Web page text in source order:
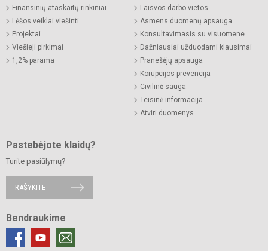
Finansinių ataskaitų rinkiniai
Lėšos veiklai viešinti
Projektai
Viešieji pirkimai
1,2% parama
Laisvos darbo vietos
Asmens duomenų apsauga
Konsultavimasis su visuomene
Dažniausiai užduodami klausimai
Pranešėjų apsauga
Korupcijos prevencija
Civilinė sauga
Teisinė informacija
Atviri duomenys
Pastebėjote klaidų?
Turite pasiūlymų?
RAŠYKITE
Bendraukime